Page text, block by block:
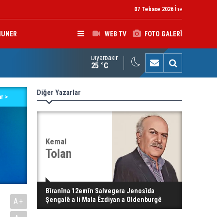
07 Tebaxe 2026 Îne
WEB TV FOTO GALERÎ
Kurd Şemsî Xusrevi, bi îdamê re rû bi rû ye
Diyarbakır
25 °C
>
A+
Diğer Yazarlar
Kemal
Tolan
Bîranîna 12emîn Salvegera Jenosîda
Şengalê a li Mala Êzdiyan a Oldenburgê